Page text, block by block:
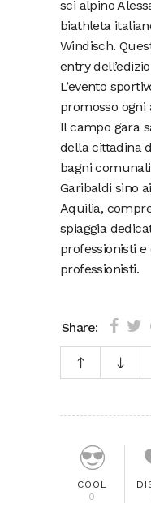
sci alpino
biathleta
Windisch.
entry
L’evento
promosso ogni
Il campo gara
della cittadina
bagni
Garibaldi sino
Aquilia,
spiaggia
professionisti
professionisti.
Share:
COOL
0